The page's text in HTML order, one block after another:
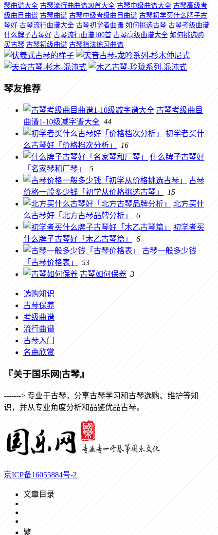
琴曲谱大全 古琴流行曲曲谱30首大全 古琴中级曲谱大全 古琴高级考
级曲目曲谱 古琴曲谱 古琴中级考级曲目曲谱 古琴初学买什么牌子古
琴好 古琴流行曲谱大全 古琴初学者曲谱 如何挑选古琴 古琴考级曲谱
什么牌子古琴好 古琴流行曲谱100首 古琴高级曲谱大全 如何挑选购
买古琴 古琴初级曲谱 古琴指法练习曲谱
琴友推荐
古琴考级曲目
曲谱1-10级减字谱大全 44
初学者买什
么古琴好「价格档次分析」
16
什么牌子古琴好
「名家琴和厂琴」
5
古琴
价格一般多少钱「初学从价格挑选古琴」
15
北方买什
么古琴好「北方古琴品牌分析」
6
初学者买
什么牌子古琴好「木乙古琴篇」
6
古琴一般多少钱
「古琴价格表」
53
古琴如何保养 3
选购知识
古琴保养
考级曲谱
流行曲谱
古琴入门
名曲欣赏
『关于国乐网|古琴』
-------> 专业于古琴，分享古琴学习和古琴选购、维护等知
识，并从专业角度分析和品鉴优品古琴。
京ICP备16055884号-2
文章目录
繁